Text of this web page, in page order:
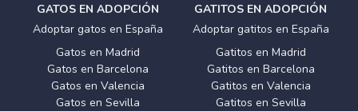
GATOS EN ADOPCIÓN
Adoptar gatos en España
Gatos en Madrid
Gatos en Barcelona
Gatos en Valencia
Gatos en Sevilla
GATITOS EN ADOPCIÓN
Adoptar gatitos en España
Gatitos en Madrid
Gatitos en Barcelona
Gatitos en Valencia
Gatitos en Sevilla